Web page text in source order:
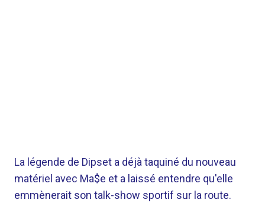
La légende de Dipset a déjà taquiné du nouveau
matériel avec Ma$e et a laissé entendre qu'elle
emmènerait son talk-show sportif sur la route.